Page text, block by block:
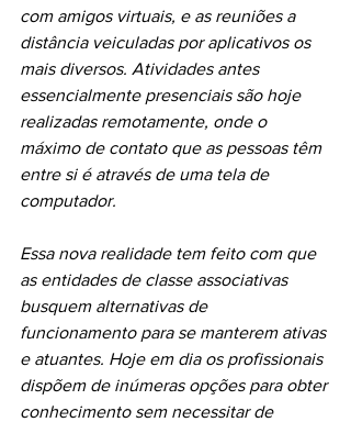
com amigos virtuais, e as reuniões a
distância veiculadas por aplicativos os
mais diversos. Atividades antes
essencialmente presenciais são hoje
realizadas remotamente, onde o
máximo de contato que as pessoas têm
entre si é através de uma tela de
computador.
Essa nova realidade tem feito com que
as entidades de classe associativas
busquem alternativas de
funcionamento para se manterem ativas
e atuantes. Hoje em dia os profissionais
dispõem de inúmeras opções para obter
conhecimento sem necessitar de